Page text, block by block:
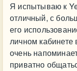
Я испытываю к
отличный, с
его
личном
очень
приватно